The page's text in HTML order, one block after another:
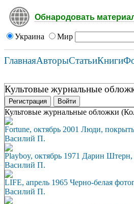
Обнародовать
Украина Мир
ГлавнаяАвторыСтатьиКниги
Культовые журнальные
Регистрация Войти
Культовые журнальные обложки
Fortune, октябрь 2001 Люди,
Василий П.
Playboy, октябрь 1971 Дарин
Василий П.
LIFE, апрель 1965 Черно-белая
Василий П.